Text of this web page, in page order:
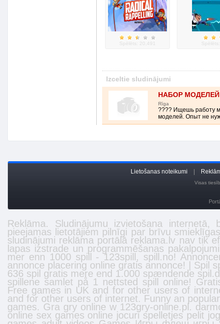
Spēlēts: 20,491
Izceltie sludinājumi
НАБОР
Rīga
???? Ищешь работу
моделей. Опыт не
Lietošanas noteikumi
Visas
Reklāma. Sludinājumu izvietošana internetā,
pieejamas lietotājiem pilnīgi par brīvu
sludinājumi reklāma portālā reklama.lv nav tik
lapas izstrade un programmēšanas
mer enn 1000 spill -123spill , spill.no!
annonce placering online gratis annonce! | Spil
636 spil gratis mere end 1.000 spændende
spillene samlet på 1 nettsted spill online!
Free games in UK and for other users of
and for other users of internet. Funny an
games. Gra gry online w 123gry-online.pl.
online sex games online jocuri spelletjes pelit